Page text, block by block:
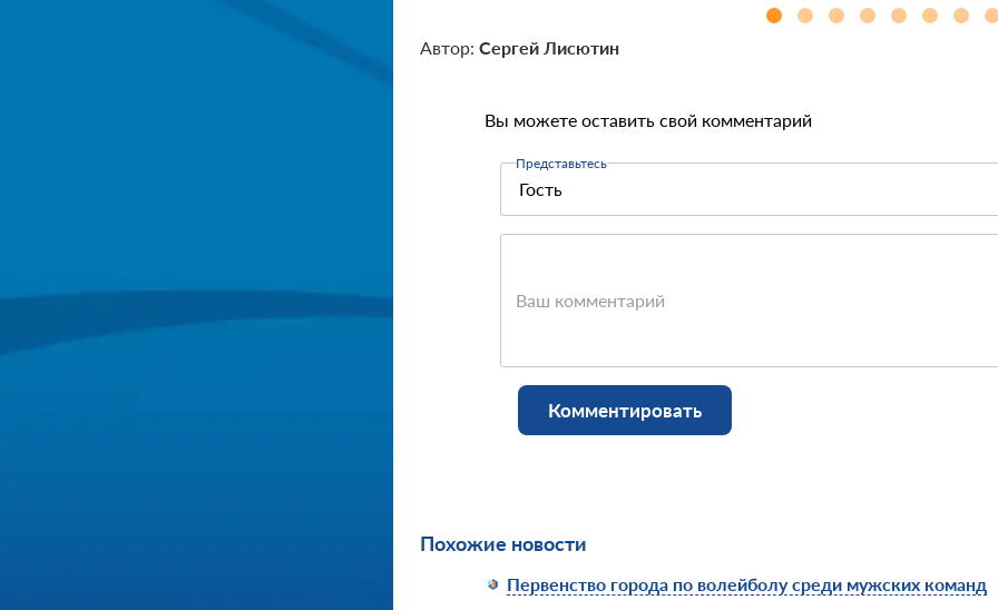
Автор: Сергей Лисютин
Вы можете оставить свой комментарий
Представьтесь
Ваш комментарий
Комментировать
Похожие новости
Первенство города по волейболу среди мужских команд